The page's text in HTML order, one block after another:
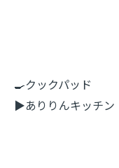
🍳クックパッド
▶︎ありりんキッチ